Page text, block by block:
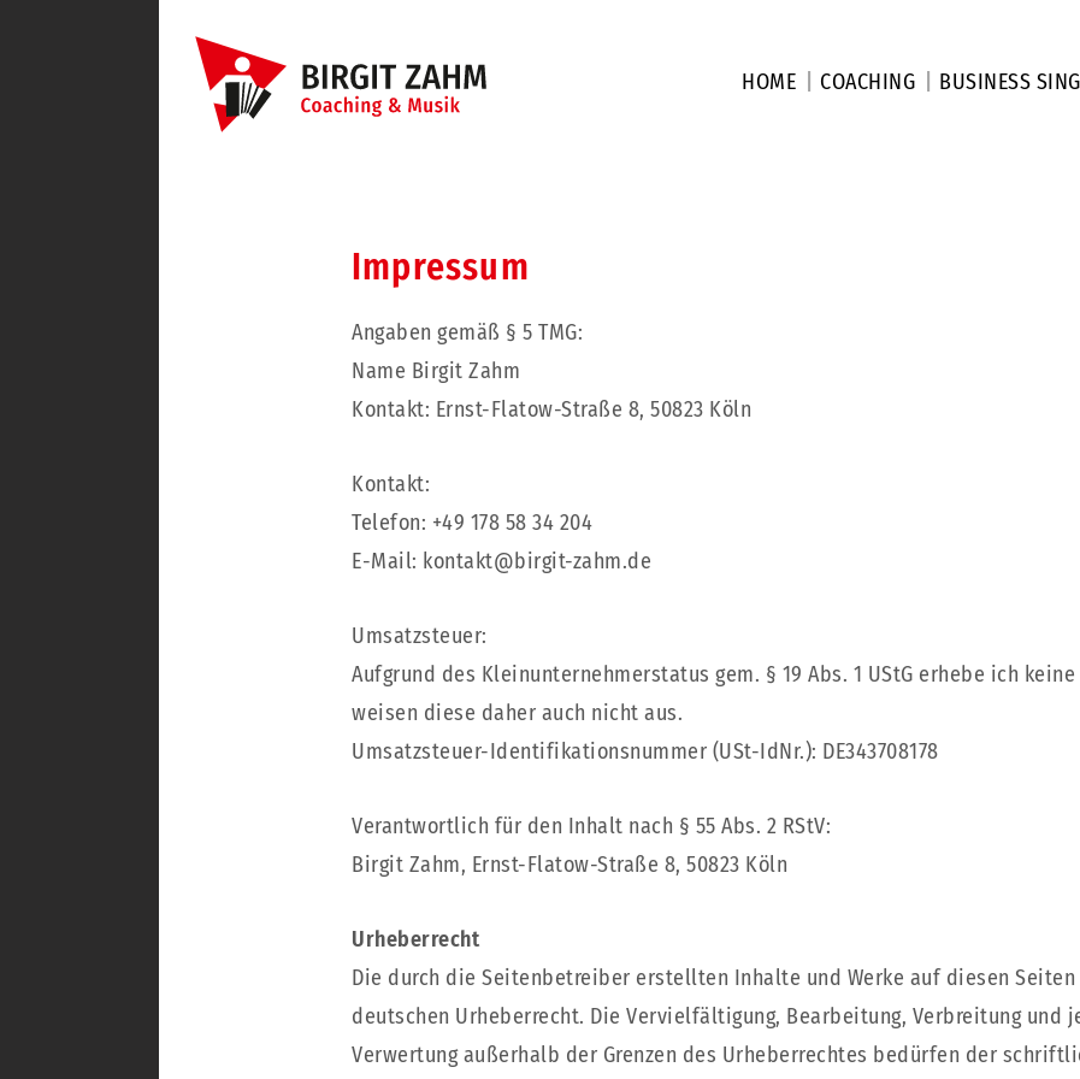
content
HOME COACHING BUSINESS
Impressum
Angaben gemäß § 5 TMG:
Name Birgit Zahm
Kontakt: Ernst-Flatow-Straße 8, 50823 Köln
Kontakt:
Telefon: +49 178 58 34 204
E-Mail: kontakt@birgit-zahm.de
Umsatzsteuer:
Aufgrund des Kleinunternehmerstatus gem. § 19 Abs. 1 UStG erhebe ich
weisen diese daher auch nicht aus.
Umsatzsteuer-Identifikationsnummer (USt-IdNr.): DE343708178
Verantwortlich für den Inhalt nach § 55 Abs. 2 RStV:
Birgit Zahm, Ernst-Flatow-Straße 8, 50823 Köln
Urheberrecht
Die durch die Seitenbetreiber erstellten Inhalte und Werke auf diesen
deutschen Urheberrecht. Die Vervielfältigung, Bearbeitung, Verbreitung und
Verwertung außerhalb der Grenzen des Urheberrechtes bedürfen der